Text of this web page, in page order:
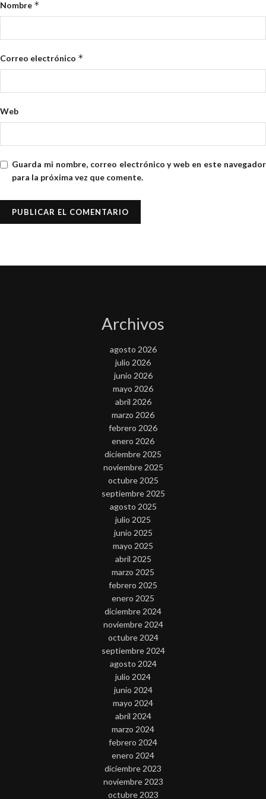
Nombre *
Correo electrónico *
Web
Guarda mi nombre, correo electrónico y web en este navegador
para la próxima vez que comente.
Archivos
agosto 2026
julio 2026
junio 2026
mayo 2026
abril 2026
marzo 2026
febrero 2026
enero 2026
diciembre 2025
noviembre 2025
octubre 2025
septiembre 2025
agosto 2025
julio 2025
junio 2025
mayo 2025
abril 2025
marzo 2025
febrero 2025
enero 2025
diciembre 2024
noviembre 2024
octubre 2024
septiembre 2024
agosto 2024
julio 2024
junio 2024
mayo 2024
abril 2024
marzo 2024
febrero 2024
enero 2024
diciembre 2023
noviembre 2023
octubre 2023